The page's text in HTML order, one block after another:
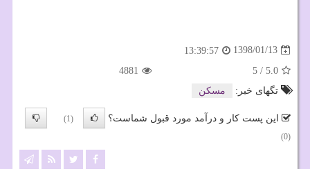
1398/01/13
13:39:57
5.0
/
5
4881
تگهای خبر:
مسكن
این پست کار و درآمد مورد قبول شماست؟
(1)
(0)